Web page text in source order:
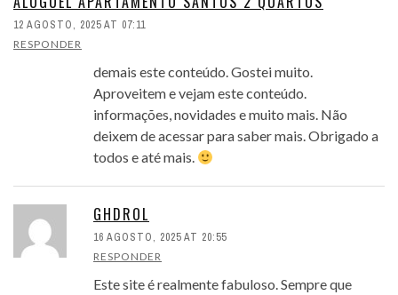
12 AGOSTO, 2025 AT 07:11
RESPONDER
demais este conteúdo. Gostei muito.
Aproveitem e vejam este conteúdo.
informações, novidades e muito mais. Não
deixem de acessar para saber mais. Obrigado a
todos e até mais.
GHDROL
16 AGOSTO, 2025 AT 20:55
RESPONDER
Este site é realmente fabuloso. Sempre que